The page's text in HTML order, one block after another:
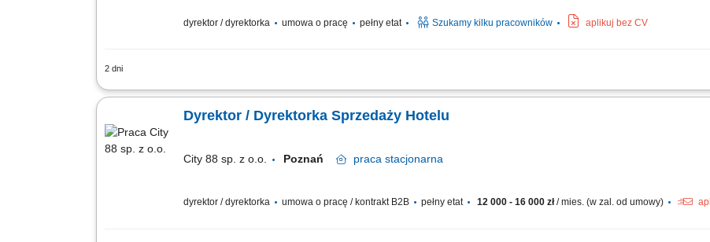
dyrektor / dyrektorka umowa o pracę pełny etat Szukamy kilku pracowników aplikuj bez CV
2 dni
Opis stanowiska Odpowiedzialność za rozwój biznesu w obszarze produktów ETF. Nawiązywanie i utrzymywanie relacji z
Dyrektor / Dyrektorka Sprzedaży Hotelu
City 88 sp. z o.o. Poznań praca stacjonarna
dyrektor / dyrektorka umowa o pracę / kontrakt B2B pełny etat 12 000 - 16 000 zł/ mies. (w zal. od umowy)